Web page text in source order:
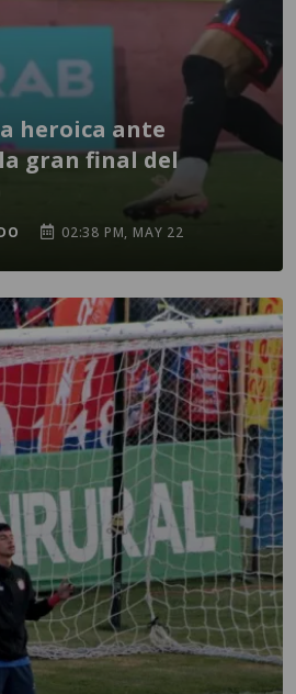
heroica ante
gran final del
02:38 PM, MAY 22